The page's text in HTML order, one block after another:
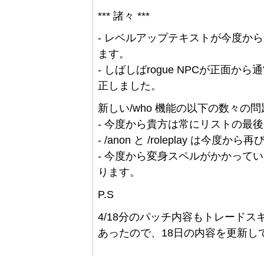
*** 諸々 ***
- レベルアップテキストが今度か
ます。
- しばしばrogue NPCが正面から
正しました。
新しい/who 機能の以下の数々の
- 今度から貴方は常にリストの最
- /anon と /roleplay は今度から再
- 今度から変身スペルがかかって
ります。
P.S
4/18分のパッチ内容もトレードス
あったので、18日の内容を更新し